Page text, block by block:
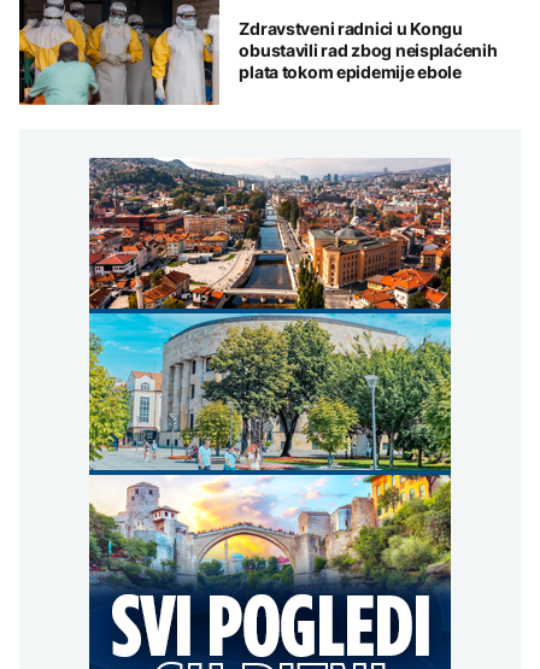
Zdravstveni radnici u Kongu
obustavili rad zbog neisplaćenih
plata tokom epidemije ebole